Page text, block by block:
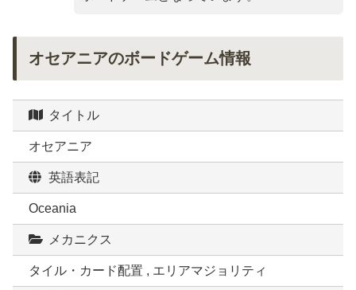
オセアニアのボードゲーム情報
タイトル
オセアニア
英語表記
Oceania
メカニクス
タイル・カード配置 , エリアマジョリティ